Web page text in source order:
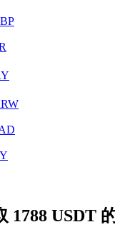
益
資產
1788 USDT